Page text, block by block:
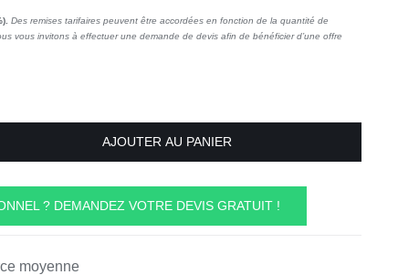
Des remises tarifaires peuvent être accordées en fonction de la quantité de
vous invitons à effectuer une demande de devis afin de bénéficier d’une offre
AJOUTER AU PANIER
? DEMANDEZ VOTRE DEVIS GRATUIT !
moyenne